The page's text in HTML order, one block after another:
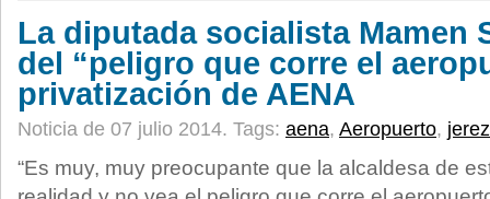
La diputada socialista Mamen
del “peligro que corre el
privatización de AENA
Noticia de 07 julio 2014. Tags: aena, Aeropuerto, jerez
“Es muy, muy preocupante que la alcaldesa de